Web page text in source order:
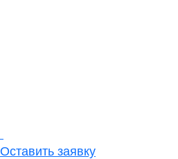
Оставить заявку